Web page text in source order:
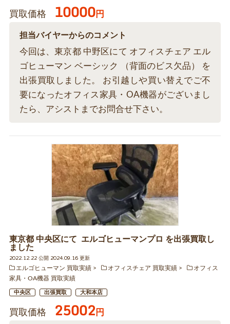
買取価格 10000円
担当バイヤーからのコメント
今回は、東京都 中野区にて オフィスチェア エル
ゴヒューマン ベーシック （背面のビス欠品） を
出張買取しました。 お引越しや買い替えでご不
要になったオフィス家具・OA機器がございまし
たら、アシストまでお問合せ下さい。
東京都 中央区にて エルゴヒューマンプロ を出張買取し
ました
2022.12.22 公開 2024.09.16 更新
エルゴヒューマン 買取実績
オフィスチェア 買取実績
オフィス
家具・OA機器 買取実績
中央区 出張買取 大和本店
買取価格 25002 円